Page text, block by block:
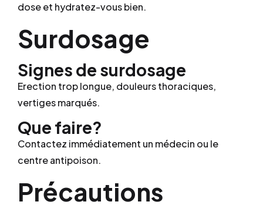
dose et hydratez-vous bien.
Surdosage
Signes de surdosage
Erection trop longue, douleurs thoraciques,
vertiges marqués.
Que faire?
Contactez immédiatement un médecin ou le
centre antipoison.
Précautions